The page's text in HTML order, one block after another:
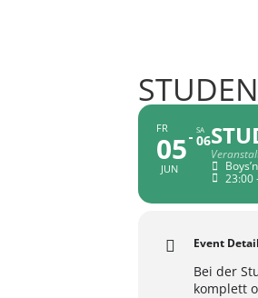
FR
05
JUN
SA
06
23:00
Event
Bei der
komplett